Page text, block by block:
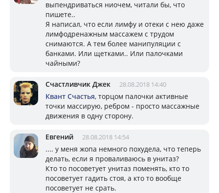
выпендриваться ниочем, читали бы, что
пишете..
Я написал, что если лимфу и отеки с нею даже
лимфодренажным массажем с трудом
снимаются. А тем более манипуляции с
банками. Или щетками.. Или палочками
чайными?
Счастливчик Джек 28.08.2018 14:40
Квант Счастья, торцом палочки активные
точки массирую, ребром - просто массажные
движения в одну сторону.
Евгений 28.08.2018 14:54
.... у меня жопа немного похудела, что теперь
делать, если я проваливаюсь в унитаз?
Кто то посоветует унитаз поменять, кто то
посоветует гадить стоя, а кто то вообще
посоветует не срать.